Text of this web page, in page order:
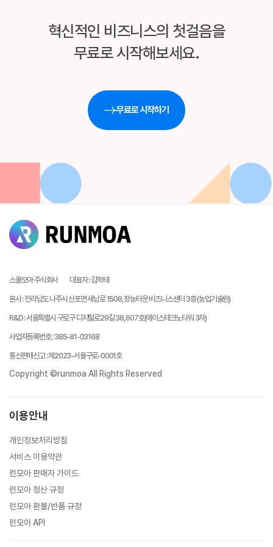
혁신적인 비즈니스의 첫걸음을
무료로 시작해보세요.
무료로 시작하기
스쿨모아 주식회사 대표자:김학태
본사:전라남도 나주시 산포면 세남로 1508, 창농타운 비즈니스센터 3층 (농업기술원)
R&D:서울특별시 구로구 디지털로29길 38, 607호(에이스테크노타워 3차)
사업자등록번호:385-81-03168
통신판매신고:제2023-서울구로-0001호
Copyright ©runmoa All Rights Reserved
이용안내
개인정보처리방침
서비스 이용약관
런모아 판매자 가이드
런모아 정산 규정
런모아 환불/반품 규정
런모아 API